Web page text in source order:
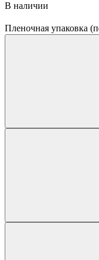
В наличии
Пленочная упаковка